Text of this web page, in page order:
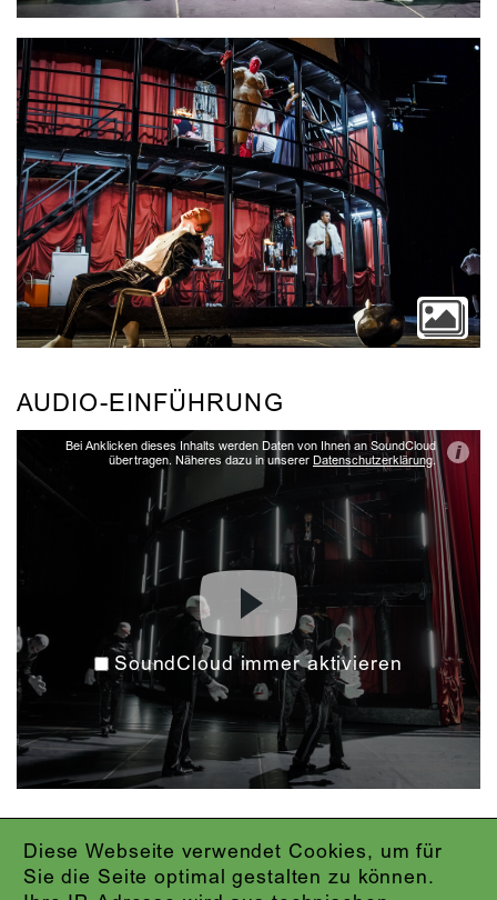
Diese Webseite verwendet Cookies, um für
Sie die Seite optimal gestalten zu können.
AUDIO-EINFÜHRUNG
Bei Anklicken dieses Inhalts werden Daten von Ihnen an SoundCloud
übertragen. Näheres dazu in unserer Datenschutzerklärung. i
SoundCloud immer aktivieren
IMPRESSUM
DATENSCHUTZ